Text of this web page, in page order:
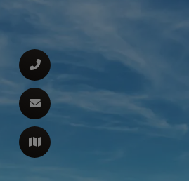
schließen